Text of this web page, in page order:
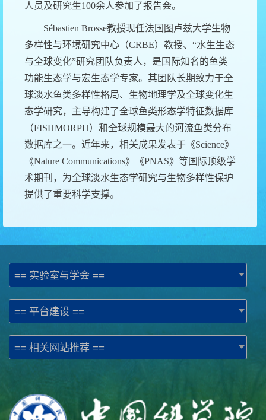
人员及研究生100余人参加了报告会。
Sébastien Brosse教授现任法国图卢兹大学生物
多样性与环境研究中心（CRBE）教授、 “水生生态
与全球变化”研究团队负责人，是国际知名的鱼类
功能生态学与宏生态学专家。其团队长期致力于全
球淡水鱼类多样性格局、生物地理学及全球变化生
态学研究，主导构建了全球鱼类形态学特征数据库
（FISHMORPH）和全球规模最大的河流鱼类分布
数据库之一。近年来，相关成果发表于《Science》
《Nature Communications》《PNAS》等国际顶级学
术期刊，为全球淡水生态学研究与生物多样性保护
提供了重要科学支撑。
== 实验室与学会 ==
== 平台建设 ==
== 相关网站推荐 ==